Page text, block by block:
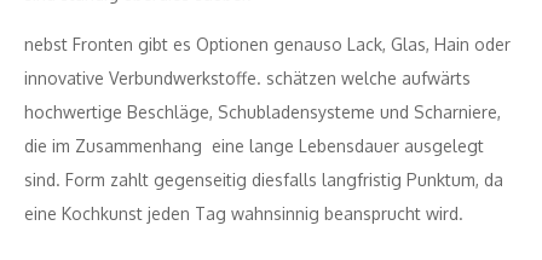
nebst Fronten gibt es Optionen genauso Lack, Glas, Hain oder
innovative Verbundwerkstoffe. schätzen welche aufwärts
hochwertige Beschläge, Schubladensysteme und Scharniere,
die im Zusammenhang eine lange Lebensdauer ausgelegt
sind. Form zahlt gegenseitig diesfalls langfristig Punktum, da
eine Kochkunst jeden Tag wahnsinnig beansprucht wird.